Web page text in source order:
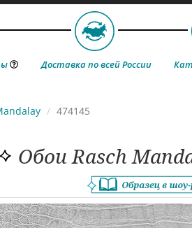
Доставка по всей России
474145
Обои Rasch